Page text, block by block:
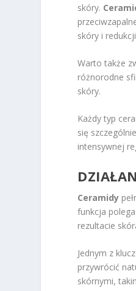
skóry.
skóry i
Warto także
różnorodne
skóry.
Każdy typ
się
intensywnej
Ceramidy
funkcja
rezultacie
Jednym z
przywrócić
skórnymi,